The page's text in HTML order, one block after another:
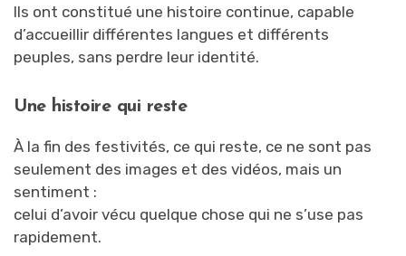
Ils ont constitué une histoire continue, capable
d’accueillir différentes langues et différents
peuples, sans perdre leur identité.
Une histoire qui reste
À la fin des festivités, ce qui reste, ce ne sont pas
seulement des images et des vidéos, mais un
sentiment :
celui d’avoir vécu quelque chose qui ne s’use pas
rapidement.